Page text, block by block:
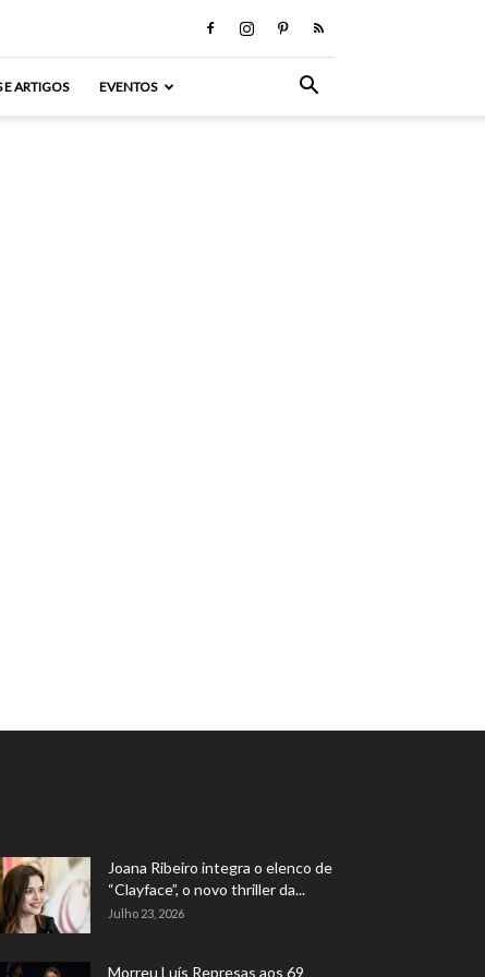
E ARTIGOS EVENTOS
Joana Ribeiro integra o elenco de
“Clayface”, o novo thriller da...
Julho 23, 2026
Morreu Luís Represas aos 69